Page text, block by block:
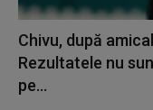
Chivu, după
Rezultatele nu
pe...